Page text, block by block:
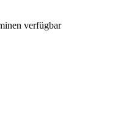
verfügbar